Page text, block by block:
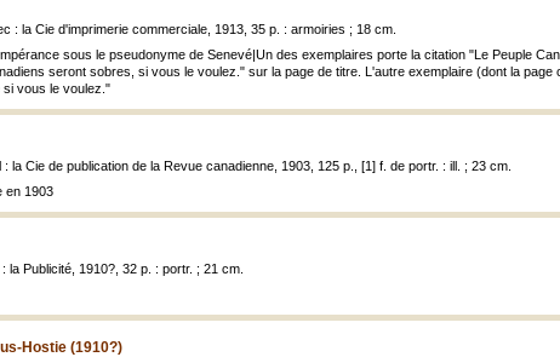
: la Cie d'imprimerie commerciale, 1913, 35 p. : armoiries ; 18 cm.
sous le pseudonyme de Senevé|Un des exemplaires porte la citation "Le Peuple
seront sobres, si vous le voulez." sur la page de titre. L'autre exemplaire (dont la page
si vous le voulez."
: la Cie de publication de la Revue canadienne, 1903, 125 p., [1] f. de portr. : ill. ; 23 cm.
en 1903
: la Publicité, 1910?, 32 p. : portr. ; 21 cm.
Hostie (1910?)